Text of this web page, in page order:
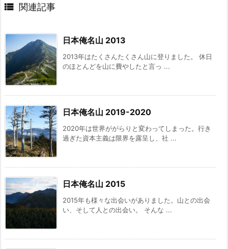
 関連記事
日本俺名山 2013
2013年はたくさんたくさん山に登りました。 休日
のほとんどを山に費やしたと言っ ...
日本俺名山 2019-2020
2020年は世界ががらりと変わってしまった。行き
過ぎた資本主義は限界を露呈し、社 ...
日本俺名山 2015
2015年も様々な出会いがありました。山との出会
い、そして人との出会い。 そんな ...